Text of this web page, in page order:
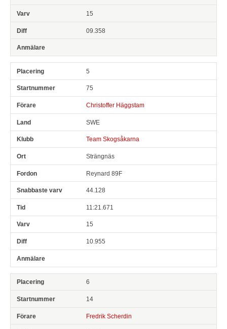
15
09.358
5
75
Christoffer Häggstam
SWE
Team Skogsåkarna
Strängnäs
Reynard 89F
44.128
11:21.671
15
10.955
6
14
Fredrik Scherdin